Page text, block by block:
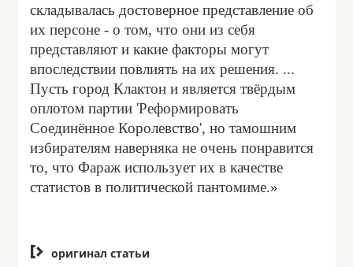
складывалась достоверное представление об
их персоне - о том, что они из себя
представляют и какие факторы могут
впоследствии повлиять на их решения. ...
Пусть город Клактон и является твёрдым
оплотом партии 'Реформировать
Соединённое Королевство', но тамошним
избирателям наверняка не очень понравится
то, что Фараж использует их в качестве
статистов в политической пантомиме.»
 оригинал статьи